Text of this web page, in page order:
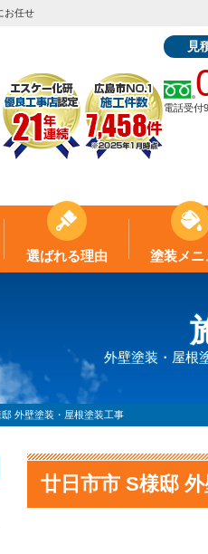
お任せ
見
電話受付
選ばれる理由 塗装メニ
外壁塗装・屋根
外壁塗装・屋根塗装工事
廿日市市 S様邸